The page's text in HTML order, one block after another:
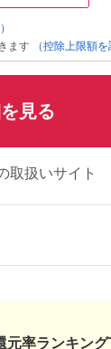
ます
（控除上限額を
見る
取扱いサイト
元率ランキン